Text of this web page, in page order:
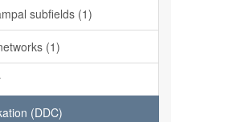
subfields (1)
(1)
(DDC)